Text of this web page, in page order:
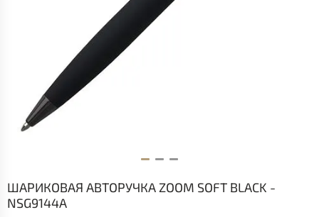
ШАРИКОВАЯ АВТОРУЧКА ZOOM SOFT BLACK -
NSG9144A